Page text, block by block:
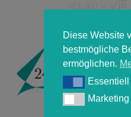
Diese Website
bestmögliche
ermöglichen.
EssentiellEssentiell
MarketingMarketing